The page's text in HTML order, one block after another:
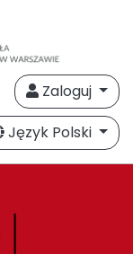
Zaloguj
Język Polski